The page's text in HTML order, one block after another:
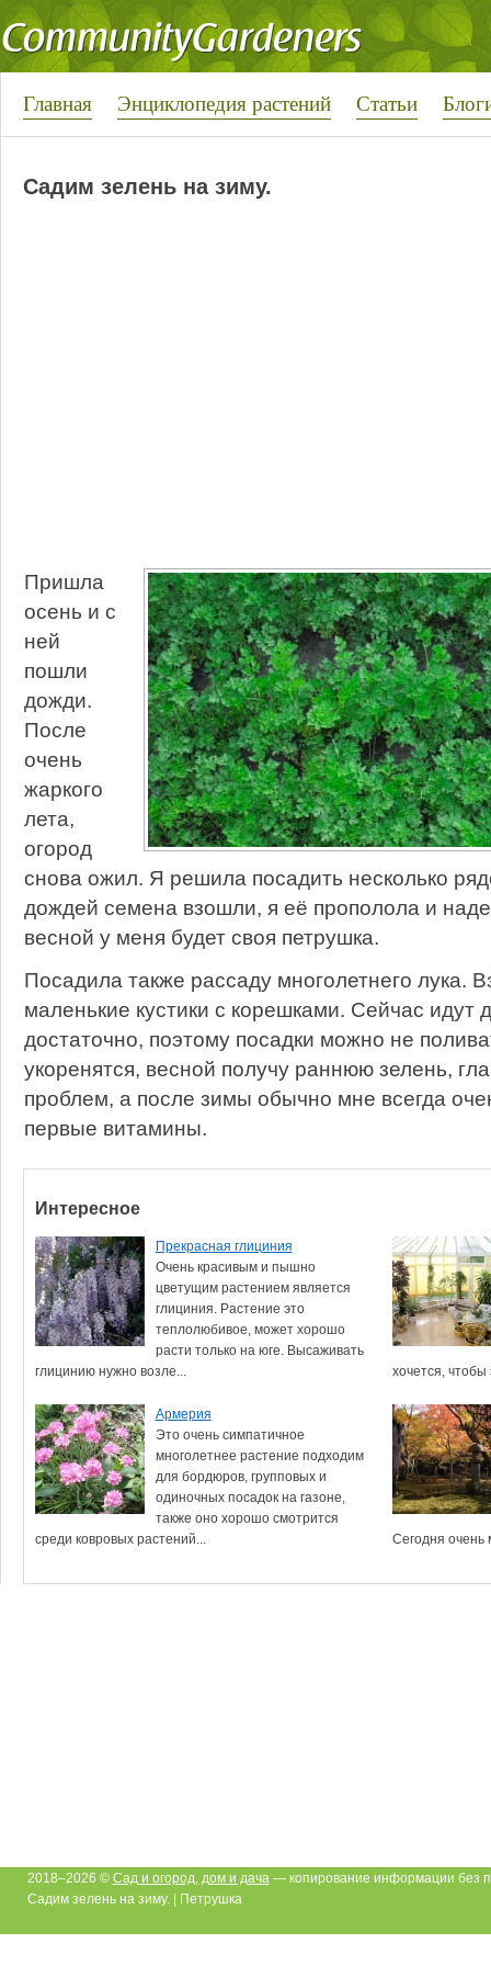
Главная Энциклопедия растений Статьи
Садим зелень на зиму.
Пришла
осень и с
ней
пошли
дожди.
После
очень
жаркого
лета,
огород
снова ожил. Я решила посадить несколько
дождей семена взошли, я её прополола и
весной у меня будет своя петрушка.
Посадила также рассаду многолетнего лука.
маленькие кустики с корешками. Сейчас идут
достаточно, поэтому посадки можно не
укоренятся, весной получу раннюю зелень,
проблем, а после зимы обычно мне всегда
первые витамины.
Интересное
Прекрасная глициния
Очень красивым и пышно
цветущим растением является
глициния. Растение это
теплолюбивое, может хорошо
расти только на юге. Высаживать
глицинию нужно возле...
хочется,
Армерия
Это очень симпатичное
многолетнее растение подходим
для бордюров, групповых и
одиночных посадок на газоне,
также оно хорошо смотрится
среди ковровых растений...
Сегодня очень
2018–2026 © Сад и огород, дом и дача— копирование информации без
Садим зелень на зиму. | Петрушка